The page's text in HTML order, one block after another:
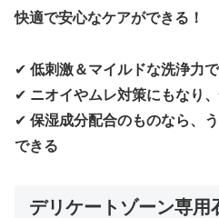
快適で安心なケアができる！
✔ 低刺激＆マイルドな洗浄力
✔ ニオイやムレ対策にもなり
✔ 保湿成分配合のものなら、
できる
デリケートゾーン専用